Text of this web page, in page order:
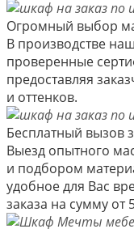
Огромный выбор
В производстве
проверенные
предоставляя
и оттенков.
Бесплатный вызов
Выезд опытного
и подбором
удобное для Вас
заказа на сумму от